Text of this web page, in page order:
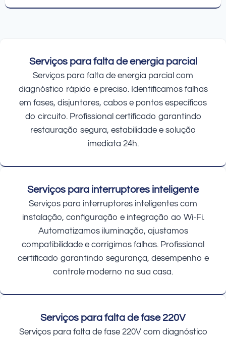
Serviços para falta de energia parcial
Serviços para falta de energia parcial com
diagnóstico rápido e preciso. Identificamos falhas
em fases, disjuntores, cabos e pontos específicos
do circuito. Profissional certificado garantindo
restauração segura, estabilidade e solução
imediata 24h.
Serviços para interruptores inteligente
Serviços para interruptores inteligentes com
instalação, configuração e integração ao Wi-Fi.
Automatizamos iluminação, ajustamos
compatibilidade e corrigimos falhas. Profissional
certificado garantindo segurança, desempenho e
controle moderno na sua casa.
Serviços para falta de fase 220V
Serviços para falta de fase 220V com diagnóstico